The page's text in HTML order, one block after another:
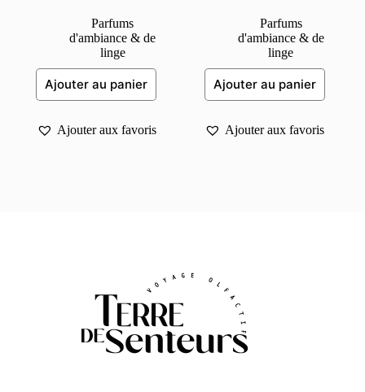
Parfums
d'ambiance & de
linge
Ajouter au panier
Ajouter aux favoris
Parfums
d'ambiance & de
linge
Ajouter au panier
Ajouter aux favoris